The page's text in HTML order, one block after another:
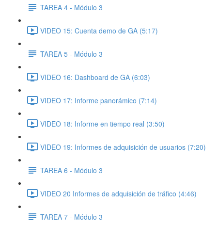
TAREA 4 - Módulo 3
VIDEO 15: Cuenta demo de GA (5:17)
TAREA 5 - Módulo 3
VIDEO 16: Dashboard de GA (6:03)
VIDEO 17: Informe panorámico (7:14)
VIDEO 18: Informe en tiempo real (3:50)
VIDEO 19: Informes de adquisición de usuarios (7:20)
TAREA 6 - Módulo 3
VIDEO 20 Informes de adquisición de tráfico (4:46)
TAREA 7 - Módulo 3